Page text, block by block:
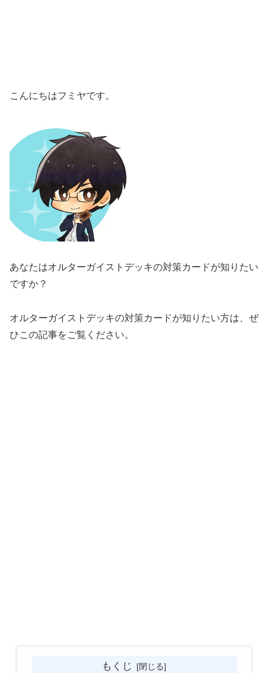
こんにちはフミヤです。
あなたはオルターガイストデッキの対策カードが知りたい
ですか？
オルターガイストデッキの対策カードが知りたい方は、ぜ
ひこの記事をご覧ください。
もくじ